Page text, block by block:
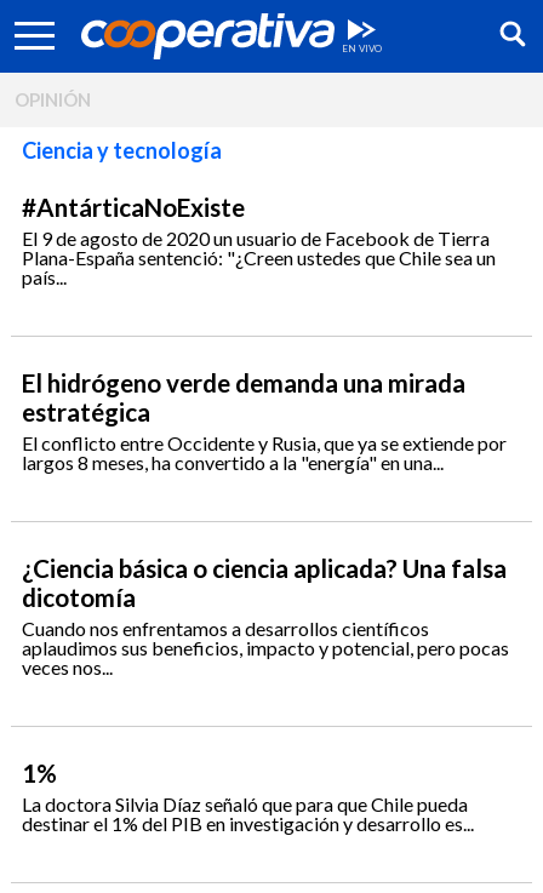
Síguenos:
OPINIÓN
Ciencia y tecnología
#AntárticaNoExiste
El 9 de agosto de 2020 un usuario de Facebook de Tierra
Plana-España sentenció: "¿Creen ustedes que Chile sea un
país...
El hidrógeno verde demanda una mirada
estratégica
El conflicto entre Occidente y Rusia, que ya se extiende por
largos 8 meses, ha convertido a la "energía" en una...
¿Ciencia básica o ciencia aplicada? Una falsa
dicotomía
Cuando nos enfrentamos a desarrollos científicos
aplaudimos sus beneficios, impacto y potencial, pero pocas
veces nos...
1%
La doctora Silvia Díaz señaló que para que Chile pueda
destinar el 1% del PIB en investigación y desarrollo es...